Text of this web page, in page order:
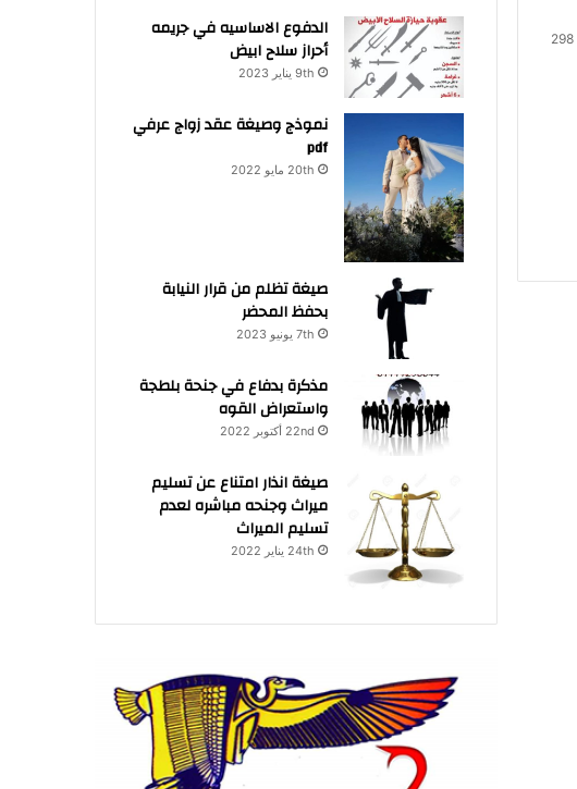
298
الدفوع الاساسيه في جريمه
أحراز سلاح ابيض
9th يناير 2023
نموذج وصيغة عقد زواج عرفي
pdf
20th مايو 2022
صيغة تظلم من قرار النيابة
بحفظ المحضر
7th يونيو 2023
مذكرة بدفاع في جنحة بلطجة
واستعراض القوه
22nd أكتوبر 2022
صيغة انذار امتناع عن تسليم
ميراث وجنحه مباشره لعدم
تسليم الميراث
24th يناير 2022